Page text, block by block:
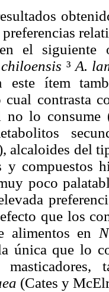
el siguiente
³ A.
este ítem
cual contrasta
no lo consume
alcaloides del
y compuestos
poco
que los
alimentos en
única que lo
(Cates y